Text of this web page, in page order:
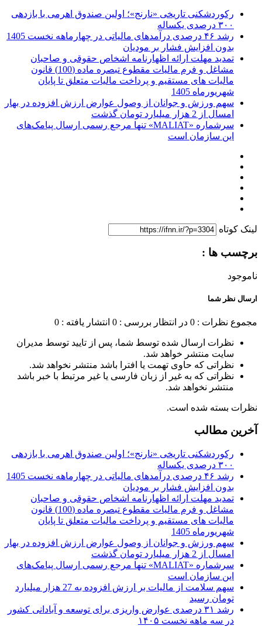
رکوردشکنی تاریخی «نارنج»؛ اولین صندوق اهرمی با بازدهی
۳۰۰ درصدی یکساله
رشد ۴۶ درصدی درآمدهای مالیاتی در چهارماهه نخست 1405
بدون افزایش فشار بر مودیان
تمدید مهلت ارائه اظهارنامه اشخاص حقوقی و صاحبان
مشاغل و فرم مالیات مقطوع تبصره ماده (100) قانون
مالیات های مستقیم و پرداخت مالیات متعلق تا پایان
شهریورماه 1405
سهم ورزش و جوانان از وصول عوارض ارزش افزوده در بهار
امسال از 2 هزار میلیارد تومان گذشت
سرشماره «MALIAT» تنها مرجع رسمی ارسال پیامک‌های
این سازمان است
لینک کوتاه
برچسب ها :
ناموجود
ارسال نظر شما
مجموع نظرات : 0 در انتظار بررسی : 0 انتشار یافته : 0
نظرات ارسال شده توسط شما، پس از تایید توسط مدیران
سایت منتشر خواهد شد.
نظراتی که حاوی تهمت یا افترا باشد منتشر نخواهد شد.
نظراتی که به غیر از زبان فارسی یا غیر مرتبط با خبر باشد
منتشر نخواهد شد.
نظرات بسته شده است.
آخرین مطالب
رکوردشکنی تاریخی «نارنج»؛ اولین صندوق اهرمی با بازدهی
۳۰۰ درصدی یکساله
رشد ۴۶ درصدی درآمدهای مالیاتی در چهارماهه نخست 1405
بدون افزایش فشار بر مودیان
تمدید مهلت ارائه اظهارنامه اشخاص حقوقی و صاحبان
مشاغل و فرم مالیات مقطوع تبصره ماده (100) قانون
مالیات های مستقیم و پرداخت مالیات متعلق تا پایان
شهریورماه 1405
سهم ورزش و جوانان از وصول عوارض ارزش افزوده در بهار
امسال از 2 هزار میلیارد تومان گذشت
سرشماره «MALIAT» تنها مرجع رسمی ارسال پیامک‌های
این سازمان است
سهم سلامت از مالیات بر ارزش افزوده به 27 هزار میلیارد
تومان رسید
رشد ۳۱ درصدی عوارض واریزی برای توسعه و آبادانی کشور
در سه ماهه نخست ۱۴۰۵